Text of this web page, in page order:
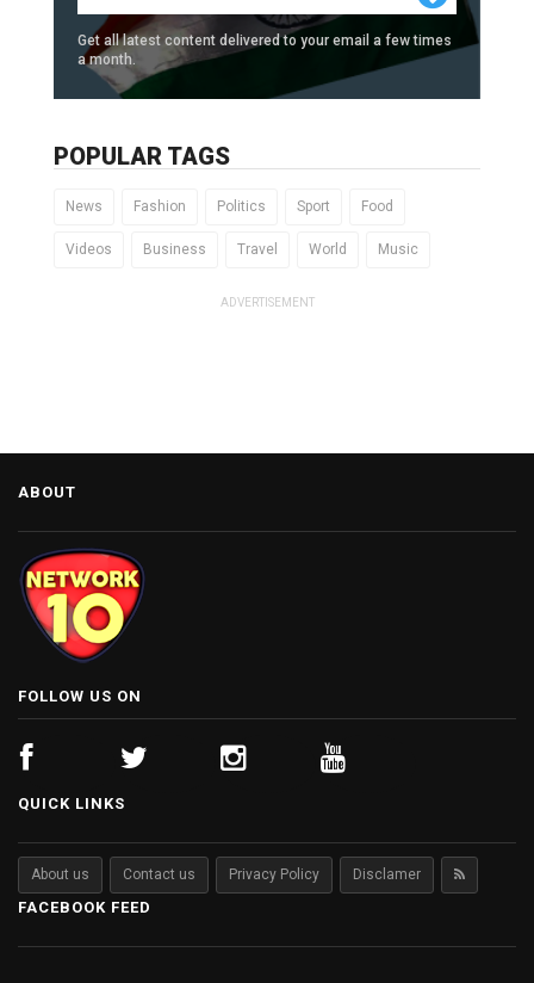
Get all latest content delivered to your email a few times
a month.
POPULAR TAGS
News Fashion Politics Sport Food
Videos Business Travel World Music
ADVERTISEMENT
ABOUT
FOLLOW US ON
QUICK LINKS
About us Contact us Privacy Policy Disclamer
FACEBOOK FEED